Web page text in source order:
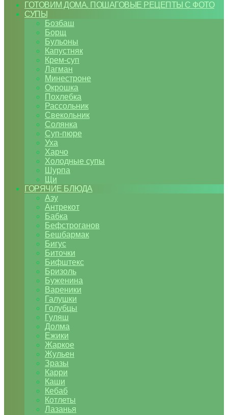
ГОТОВИМ ДОМА. ПОШАГОВЫЕ РЕЦЕПТЫ С ФОТО
СУПЫ
Бозбаш
Борщ
Бульоны
Капустняк
Крем-суп
Лагман
Минестроне
Окрошка
Похлебка
Рассольник
Свекольник
Солянка
Суп-пюре
Уха
Харчо
Холодные супы
Шурпа
Щи
ГОРЯЧИЕ БЛЮДА
Азу
Антрекот
Бабка
Бефстроганов
Бешбармак
Бигус
Биточки
Бифштекс
Бризоль
Буженина
Вареники
Галушки
Голубцы
Гуляш
Долма
Ежики
Жаркое
Жульен
Зразы
Карри
Каши
Кебаб
Котлеты
Лазанья